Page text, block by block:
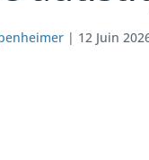
| 12 Juin